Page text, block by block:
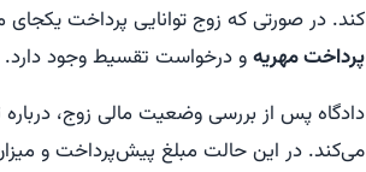
کند. در صورتی که زوج توانایی پرداخت یکجای
پرداخت مهریهو درخواست تقسیط وجود دارد.
دادگاه پس از بررسی وضعیت مالی زوج، درباره
می‌کند. در این حالت مبلغ پیش‌پرداخت و